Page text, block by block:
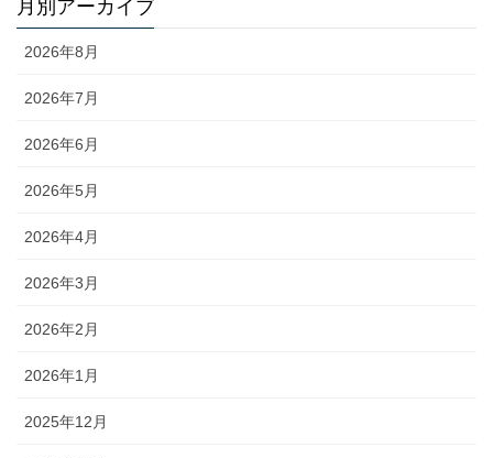
月別アーカイブ
2026年8月
2026年7月
2026年6月
2026年5月
2026年4月
2026年3月
2026年2月
2026年1月
2025年12月